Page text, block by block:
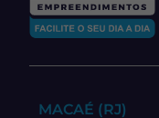
MACAÉ (RJ)